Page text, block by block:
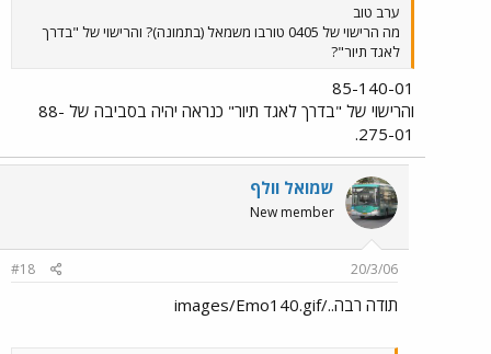
ערב טוב
מה הרישוי של 0405 טורבו משמאל (בתמונה)? והרישוי של "בדרך
לאגד תיור"?
85-140-01
והרישוי של "בדרך לאגד תיור" כנראה יהיה בסביבה של 88-
275-01.
שמואל וולף
New member
20/3/06
#18
תודה רבה../images/Emo140.gif